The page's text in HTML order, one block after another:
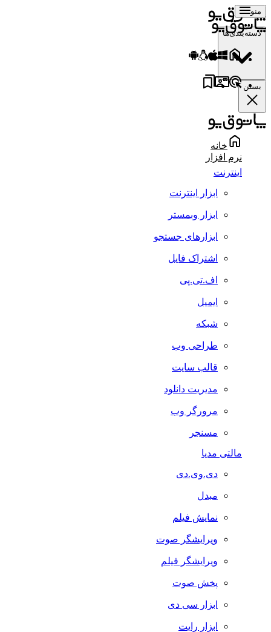
منو
دسته‌بندی‌ها
بستن
خانه
نرم افزار
اینترنت
ابزار اینترنت
ابزار وبمستر
ابزارهای جستجو
اشتراک فایل
اف.تی.پی
ایمیل
شبکه
طراحی وب
قالب سایت
مدیریت دانلود
مرورگر وب
مسنجر
مالتی مدیا
دی.وی.دی
مبدل
نمایش فیلم
ویرایشگر صوت
ویرایشگر فیلم
پخش صوت
ابزار سی دی
ابزار رایت